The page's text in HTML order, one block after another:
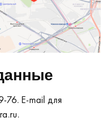
76. E-mail для